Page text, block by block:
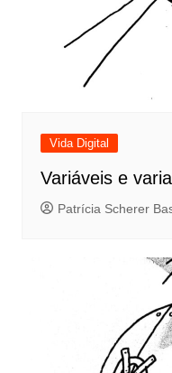
Vida Digital
Variáveis e
Patrícia Scherer